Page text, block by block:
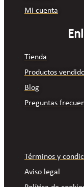
Mi cuenta
Tienda
Productos
Blog
Preguntas
Términos y
Aviso legal